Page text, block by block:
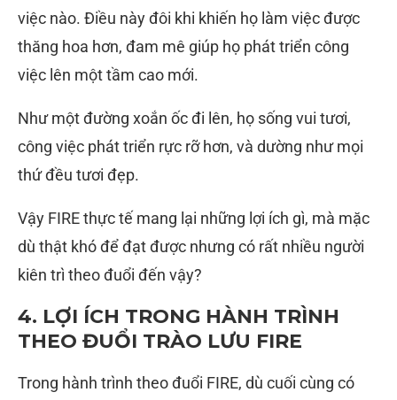
việc nào. Điều này đôi khi khiến họ làm việc được
thăng hoa hơn, đam mê giúp họ phát triển công
việc lên một tầm cao mới.
Như một đường xoắn ốc đi lên, họ sống vui tươi,
công việc phát triển rực rỡ hơn, và dường như mọi
thứ đều tươi đẹp.
Vậy FIRE thực tế mang lại những lợi ích gì, mà mặc
dù thật khó để đạt được nhưng có rất nhiều người
kiên trì theo đuổi đến vậy?
4. LỢI ÍCH TRONG HÀNH TRÌNH
THEO ĐUỔI TRÀO LƯU FIRE
Trong hành trình theo đuổi FIRE, dù cuối cùng có